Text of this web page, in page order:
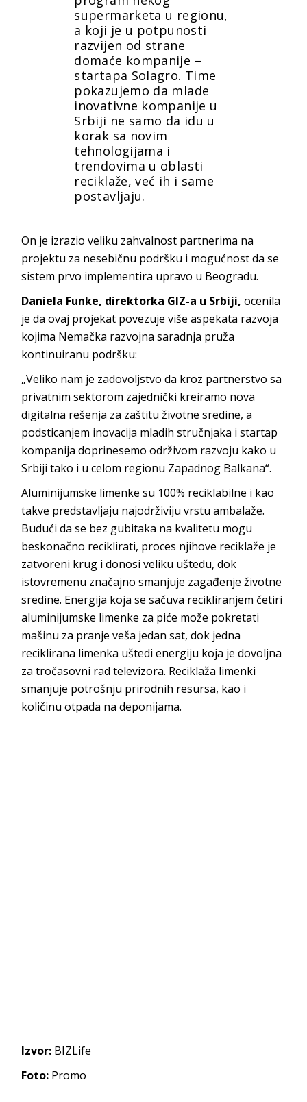
supermarketa u regionu,
a koji je u potpunosti
razvijen od strane
domaće kompanije –
startapa Solagro. Time
pokazujemo da mlade
inovativne kompanije u
Srbiji ne samo da idu u
korak sa novim
tehnologijama i
trendovima u oblasti
reciklaže, već ih i same
postavljaju.
On je izrazio veliku zahvalnost partnerima na
projektu za nesebičnu podršku i mogućnost da se
sistem prvo implementira upravo u Beogradu.
Daniela Funke, direktorka GIZ-a u Srbiji, ocenila
je da ovaj projekat povezuje više aspekata razvoja
kojima Nemačka razvojna saradnja pruža
kontinuiranu podršku:
„Veliko nam je zadovoljstvo da kroz partnerstvo sa
privatnim sektorom zajednički kreiramo nova
digitalna rešenja za zaštitu životne sredine, a
podsticanjem inovacija mladih stručnjaka i startap
kompanija doprinesemo održivom razvoju kako u
Srbiji tako i u celom regionu Zapadnog Balkana“.
Aluminijumske limenke su 100% reciklabilne i kao
takve predstavljaju najodrživiju vrstu ambalaže.
Budući da se bez gubitaka na kvalitetu mogu
beskonačno reciklirati, proces njihove reciklaže je
zatvoreni krug i donosi veliku uštedu, dok
istovremenu značajno smanjuje zagađenje životne
sredine. Energija koja se sačuva recikliranjem četiri
aluminijumske limenke za piće može pokretati
mašinu za pranje veša jedan sat, dok jedna
reciklirana limenka uštedi energiju koja je dovoljna
za tročasovni rad televizora. Reciklaža limenki
smanjuje potrošnju prirodnih resursa, kao i
količinu otpada na deponijama.
Izvor: BIZLife
Foto: Promo